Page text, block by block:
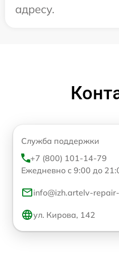
адресу.
Служба поддержки
+7 (800) 101-14-79
Ежедневно с 9:00 до
info@izh.artelv-
ул. Кирова, 142